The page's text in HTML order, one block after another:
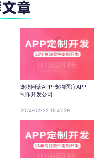
宠物问诊APP-宠物医疗APP
制作开发公司
2024-02-22 15:41:29